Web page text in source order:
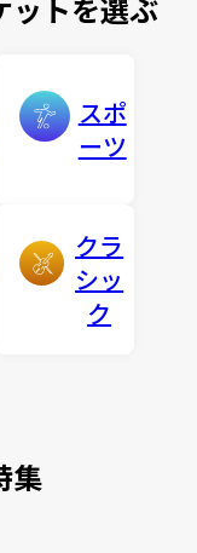
ットを選ぶ
スポ
ーツ
クラ
シッ
ク
集